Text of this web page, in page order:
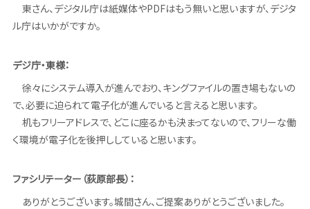
東さん、デジタル庁は紙媒体やPDFはもう無いと思いますが、デジタ
ル庁はいかがですか。
デジ庁・東様：
徐々にシステム導入が進んでおり、キングファイルの置き場もないの
で、必要に迫られて電子化が進んでいると言えると思います。
机もフリーアドレスで、どこに座るかも決まってないので、フリーな働
く環境が電子化を後押ししていると思います。
ファシリテーター（荻原部長）：
ありがとうございます。城間さん、ご提案ありがとうございました。